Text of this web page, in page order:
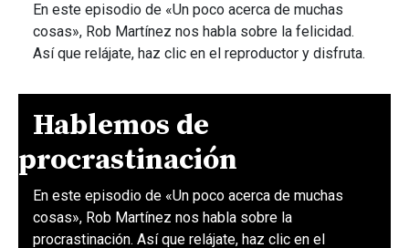
En este episodio de «Un poco acerca de muchas
cosas», Rob Martínez nos habla sobre la felicidad.
Así que relájate, haz clic en el reproductor y disfruta.
Hablemos de
procrastinación
En este episodio de «Un poco acerca de muchas
cosas», Rob Martínez nos habla sobre la
procrastinación. Así que relájate, haz clic en el